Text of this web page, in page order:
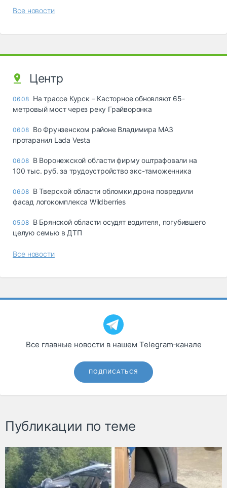
Все новости
Центр
06.08 На трассе Курск – Касторное обновляют 65-
метровый мост через реку Грайворонка
06.08 Во Фрунзенском районе Владимира МАЗ
протаранил Lada Vesta
06.08 В Воронежской области фирму оштрафовали на
100 тыс. руб. за трудоустройство экс-таможенника
06.08 В Тверской области обломки дрона повредили
фасад логокомплекса Wildberries
05.08 В Брянской области осудят водителя, погубившего
целую семью в ДТП
Все новости
Все главные новости в нашем Telegram‑канале
ПОДПИСАТЬСЯ
Публикации по теме